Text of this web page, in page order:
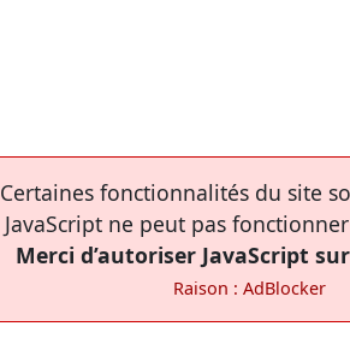
Certaines fonctionnalités du site
JavaScript ne peut pas
Merci d’autoriser JavaScript
Raison : AdBlocker